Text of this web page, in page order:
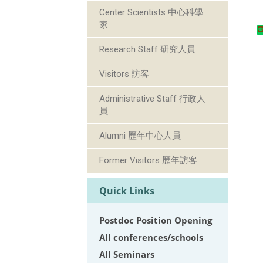
Center Scientists 中心科學
家
Research Staff 研究人員
Visitors 訪客
Administrative Staff 行政人
員
Alumni 歷年中心人員
Former Visitors 歷年訪客
Quick Links
Postdoc Position Opening
All conferences/schools
All Seminars